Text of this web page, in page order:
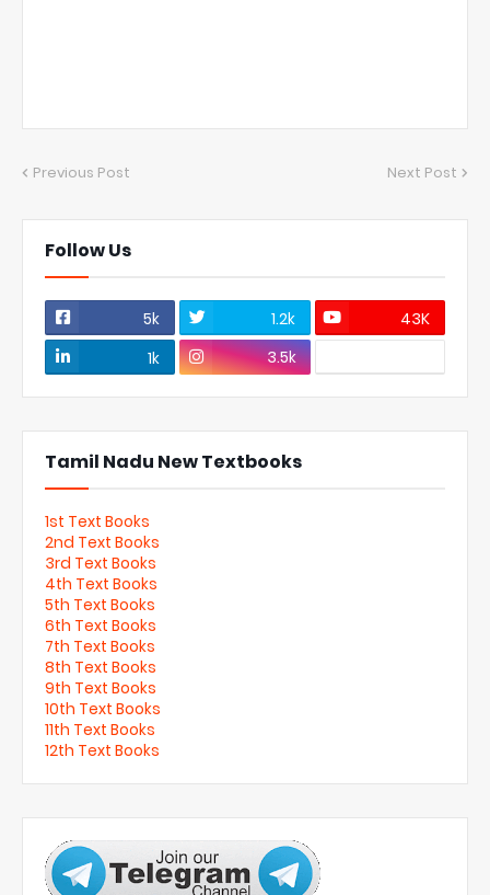
Previous Post Next Post
Follow Us
5k 1.2k
43K
1k
3.5k
Tamil Nadu New Textbooks
1st Text Books
2nd Text Books
3rd Text Books
4th Text Books
5th Text Books
6th Text Books
7th Text Books
8th Text Books
9th Text Books
10th Text Books
11th Text Books
12th Text Books